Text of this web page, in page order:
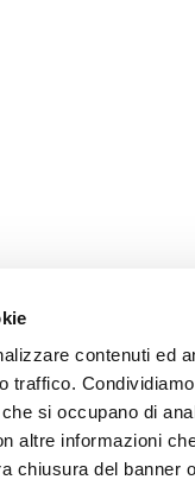
contenuti ed
traffico.
si occupano di
altre informazioni
chiusura del banner